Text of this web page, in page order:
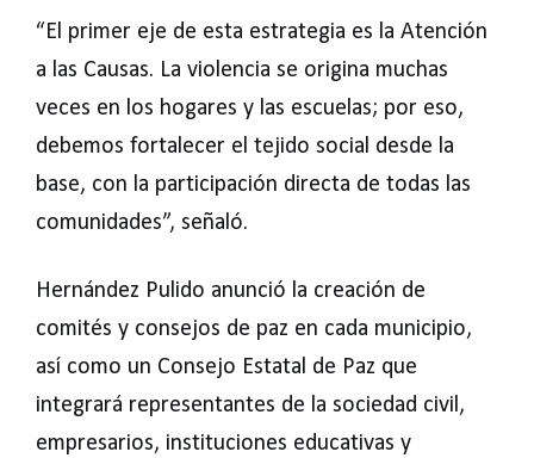
“El primer eje de esta estrategia es la Atención
a las Causas. La violencia se origina muchas
veces en los hogares y las escuelas; por eso,
debemos fortalecer el tejido social desde la
base, con la participación directa de todas las
comunidades”, señaló.
Hernández Pulido anunció la creación de
comités y consejos de paz en cada municipio,
así como un Consejo Estatal de Paz que
integrará representantes de la sociedad civil,
empresarios, instituciones educativas y